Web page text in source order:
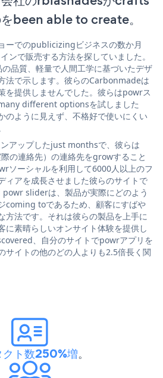
been able to create。
ーでのpublicizingビジネスの数か月
ンで販売する方法を探していました。
品質、軽量で人間工学に基づいたデザ
法で示します。彼らのCarbonmadeは
を提供しませんでした。彼らはpowrス
different optionsを試しました
のように見えず、不格好で使いにくい
アップしたjust monthsで、彼らは
の連絡先）の連絡先をgrowすること
ソーシャルを利用して6000人以上のフ
ィアを成長させました彼らのサイトで
sliderは、製品が実際にどのよう
coming toであるため、顧客にすばや
方法です。それは彼らの製品を上手に
に素晴らしいオンサイト体験を提供し
、自分のサイトでpowrアプリを
サイトの他のどの人よりも2.5倍長く関
クト数250%増。